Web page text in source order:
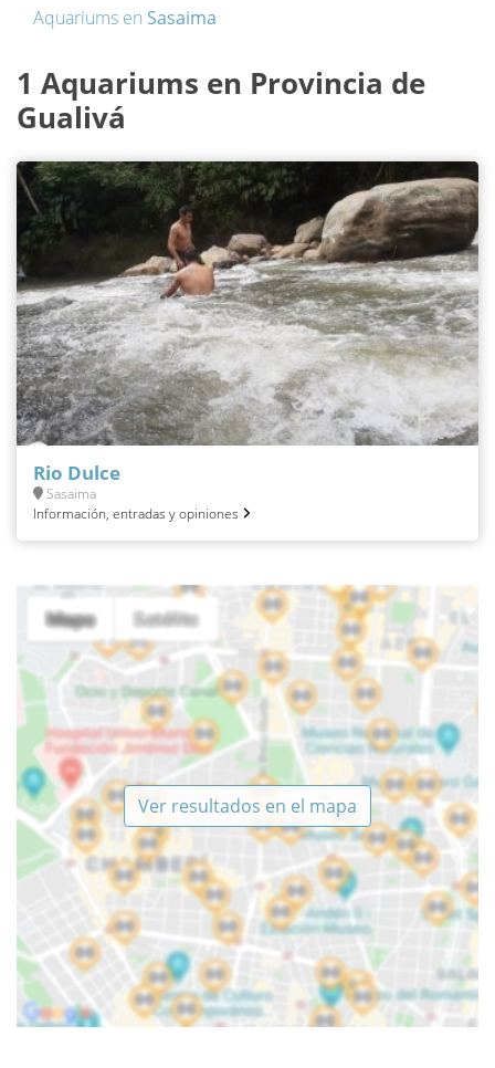
Aquariums en Sasaima
1 Aquariums en Provincia de
Gualivá
Rio Dulce
Sasaima
Información, entradas y opiniones
Ver resultados en el mapa